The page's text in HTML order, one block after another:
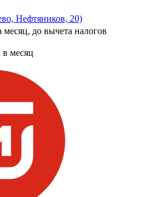
Нефтяников, 20)
месяц, до вычета налогов
месяц